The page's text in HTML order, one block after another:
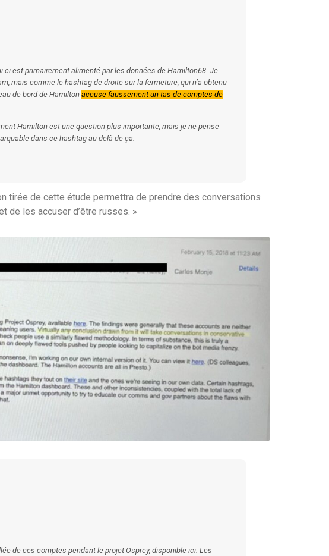
ci est primairement alimenté par les données de Hamilton68. Je
mais comme le hashtag de droite sur la fermeture, qui n’a obtenu
de bord de Hamilton accuse faussement un tas de comptes de
Hamilton est une question plus importante, mais je ne pense
dans ce hashtag au-delà de ça.
tirée de cette étude permettra de prendre des conversations
de les accuser d’être russes. »
de ces comptes pendant le projet Osprey, disponible ici. Les